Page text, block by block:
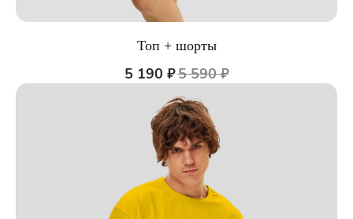
Топ + шорты
5 190 ₽5 590 ₽